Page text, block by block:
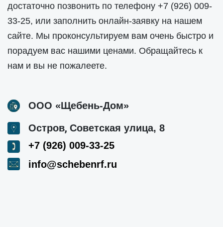
достаточно позвонить по телефону +7 (926) 009-
33-25, или заполнить онлайн-заявку на нашем
сайте. Мы проконсультируем вам очень быстро и
порадуем вас нашими ценами. Обращайтесь к
нам и вы не пожалеете.
ООО «Щебень-Дом»
Остров, Советская улица, 8
+7 (926) 009-33-25
info@schebenrf.ru